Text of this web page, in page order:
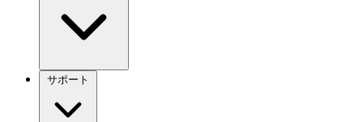
サポート